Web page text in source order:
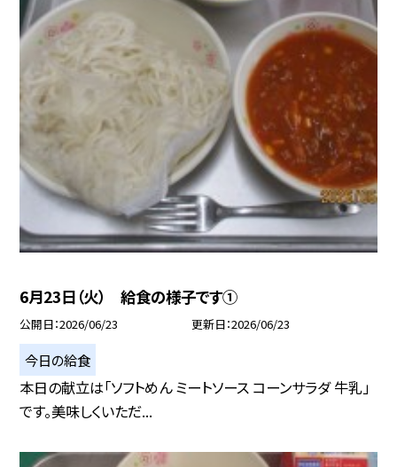
6月23日（火） 給食の様子です①
公開日 2026/06/23 更新日 2026/06/23
今日の給食
本日の献立は「ソフトめん ミートソース コーンサラダ 牛乳」
です。美味しくいただ...